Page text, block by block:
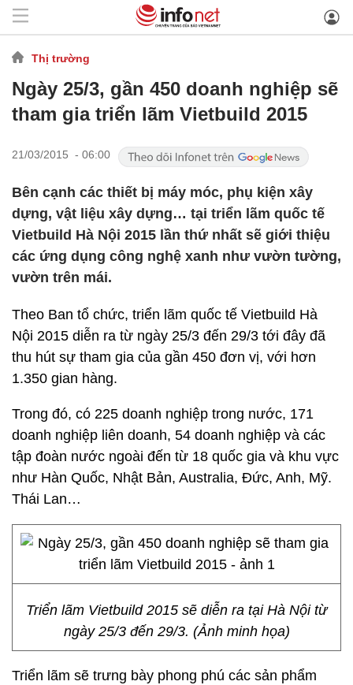
Thị trường
Ngày 25/3, gần 450 doanh nghiệp sẽ
tham gia triển lãm Vietbuild 2015
21/03/2015 - 06:00
Bên cạnh các thiết bị máy móc, phụ kiện xây
dựng, vật liệu xây dựng… tại triển lãm quốc tế
Vietbuild Hà Nội 2015 lần thứ nhất sẽ giới thiệu
các ứng dụng công nghệ xanh như vườn tường,
vườn trên mái.
Theo Ban tổ chức, triển lãm quốc tế Vietbuild Hà
Nội 2015 diễn ra từ ngày 25/3 đến 29/3 tới đây đã
thu hút sự tham gia của gần 450 đơn vị, với hơn
1.350 gian hàng.
Trong đó, có 225 doanh nghiệp trong nước, 171
doanh nghiệp liên doanh, 54 doanh nghiệp và các
tập đoàn nước ngoài đến từ 18 quốc gia và khu vực
như Hàn Quốc, Nhật Bản, Australia, Đức, Anh, Mỹ.
Thái Lan…
Triển lãm Vietbuild 2015 sẽ diễn ra tại Hà Nội từ
ngày 25/3 đến 29/3. (Ảnh minh họa)
Triển lãm sẽ trưng bày phong phú các sản phẩm